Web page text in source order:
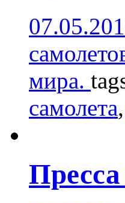
мира.
самолета,